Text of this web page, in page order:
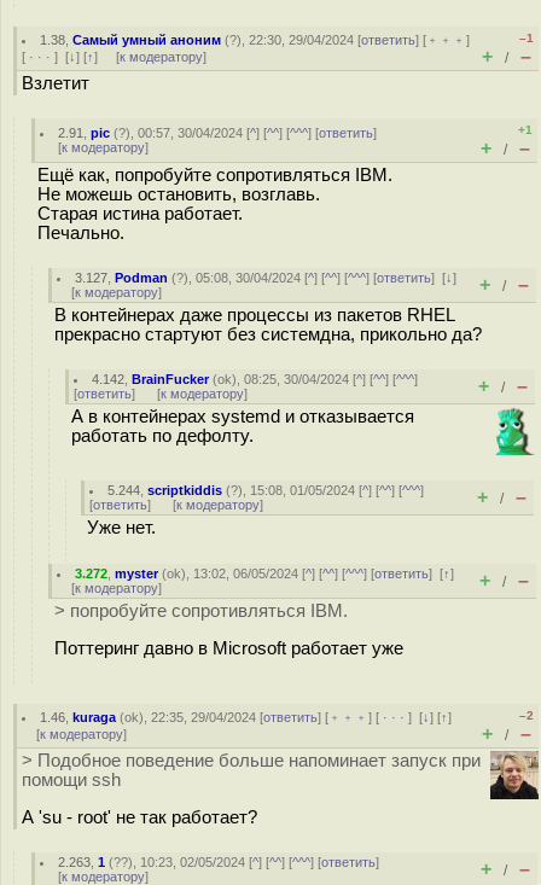
1.38 ,Самый умный аноним (?), 22:30, 29/04/2024 [ответить] [ ﹢﹢﹢]
[ · · · ] [↓] [↑] [к модератору]
–1
+ / –
Взлетит
2.91 ,pic (?), 00:57, 30/04/2024 [^] [^^] [^^^] [ответить]
[к модератору]
+1
+ / –
Ещё как, попробуйте сопротивляться IBM.
Не можешь остановить, возглавь.
Старая истина работает.
Печально.
3.127 ,Podman (?), 05:08, 30/04/2024 [^] [^^] [^^^] [ответить][↓]
[к модератору] + / –
В контейнерах даже процессы из пакетов RHEL
прекрасно стартуют без системдна, прикольно да?
4.142 ,BrainFucker(ok), 08:25, 30/04/2024 [^] [^^] [^^^]
[ответить] [к модератору] + / –
А в контейнерах systemd и отказывается
работать по дефолту.
5.244 ,scriptkiddis (?), 15:08, 01/05/2024 [^] [^^] [^^^]
[ответить] [к модератору] + / –
Уже нет.
3.272 ,myster(ok), 13:02, 06/05/2024 [^] [^^] [^^^] [ответить][↑]
[к модератору] + / –
> попробуйте сопротивляться IBM.
Поттеринг давно в Microsoft работает уже
1.46 ,kuraga (ok), 22:35, 29/04/2024 [ответить] [ ﹢﹢﹢] [ · · ·][↓] [↑]
[к модератору]
–2
+ / –
> Подобное поведение больше напоминает запуск при
помощи ssh
А 'su - root' не так работает?
2.263 ,1 (??), 10:23, 02/05/2024 [^] [^^] [^^^] [ответить]
[к модератору] + / –